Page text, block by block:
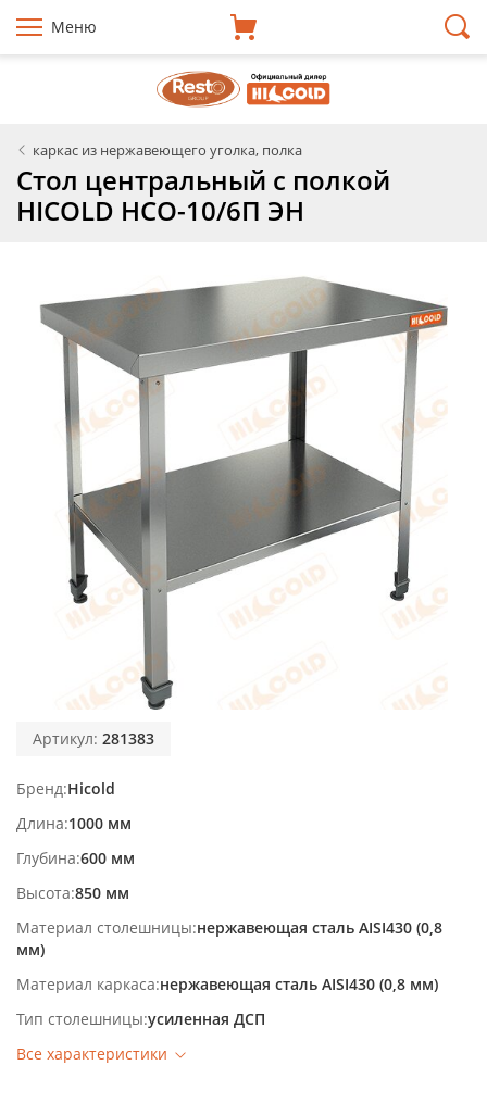
Меню
каркас из нержавеющего уголка, полка
Стол центральный с полкой
HICOLD НСО-10/6П ЭН
Артикул: 281383
Бренд Hicold
Длина 1000 мм
Глубина 600 мм
Высота 850 мм
Материал столешницы нержавеющая сталь AISI430 (0,8
мм)
Материал каркаса нержавеющая сталь AISI430 (0,8 мм)
Тип столешницы усиленная ДСП
Все характеристики